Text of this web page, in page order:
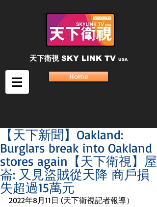
天下衛視 SKY LINK TV USA
Home
【天下新聞】Oakland:
Burglars break into Oakland
stores again【天下衛視】屋
崙: 又見盜賊從天降 商戶損
失超過15萬元
2022年8月11日 (天下衛視記者報導）